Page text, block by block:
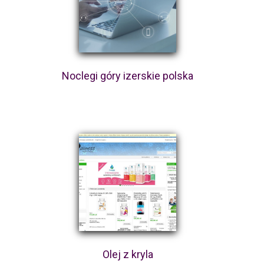
Noclegi góry izerskie polska
Olej z kryla